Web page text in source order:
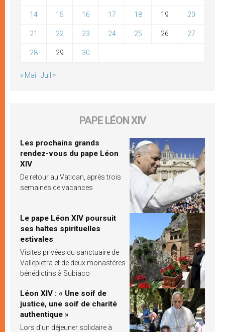
14 15 16 17 18 19 20
21 22 23 24 25 26 27
28 29 30
« Mai Juil »
PAPE LÉON XIV
Les prochains grands
rendez-vous du pape Léon
XIV
De retour au Vatican, après trois
semaines de vacances
Le pape Léon XIV poursuit
ses haltes spirituelles
estivales
Visites privées du sanctuaire de
Vallepietra et de deux monastères
bénédictins à Subiaco
Léon XIV : « Une soif de
justice, une soif de charité
authentique »
Lors d’un déjeuner solidaire à